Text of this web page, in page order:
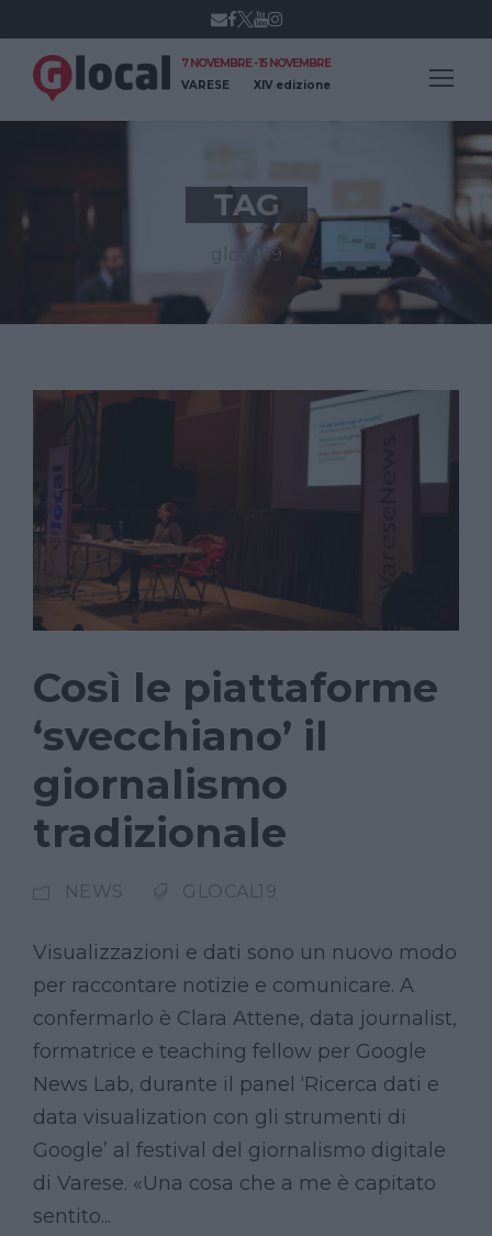
7 NOVEMBRE - 15 NOVEMBRE
VARESE
XIV edizione
TAG
glocal19
Così le piattaforme
‘svecchiano’ il
giornalismo
tradizionale
NEWS GLOCAL19
Visualizzazioni e dati sono un nuovo modo
per raccontare notizie e comunicare. A
confermarlo è Clara Attene, data journalist,
formatrice e teaching fellow per Google
News Lab, durante il panel ‘Ricerca dati e
data visualization con gli strumenti di
Google’ al festival del giornalismo digitale
di Varese. «Una cosa che a me è capitato
sentito...